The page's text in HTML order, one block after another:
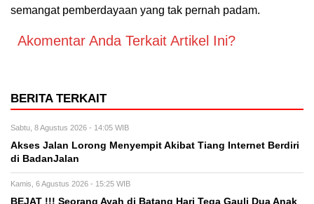
semangat pemberdayaan yang tak pernah padam.
Akomentar Anda Terkait Artikel Ini?
BERITA TERKAIT
Sabtu, 8 Agustus 2026 - 14:05 WIB
Akses Jalan Lorong Menyempit Akibat Tiang Internet Berdiri
di BadanJalan
Kamis, 6 Agustus 2026 - 15:25 WIB
BEJAT !!! Seorang Ayah di Batang Hari Tega Gauli Dua Anak